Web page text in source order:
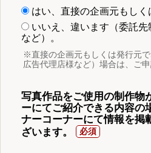
はい、直接の企画元もしく
いいえ、違います（委託
など）。
※直接の企画元もしくは発行元で
広告代理店様など）場合は、ご申
写真作品をご使用の制作物
ーにてご紹介できる内容の
ナーコーナーにて情報を掲
ざいます。